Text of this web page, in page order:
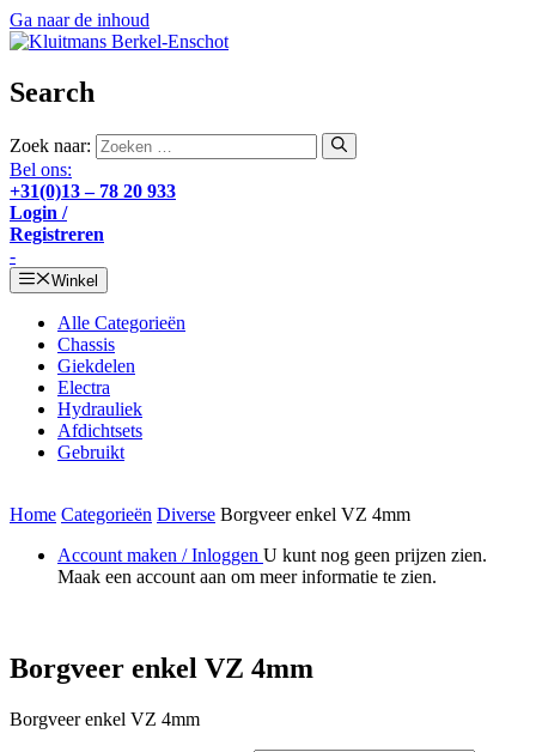
Ga naar de inhoud
Search
Zoek naar:
Bel ons:
+31(0)13 – 78 20 933
Login /
Registreren
-
Winkel
Alle Categorieën
Chassis
Giekdelen
Electra
Hydrauliek
Afdichtsets
Gebruikt
Home Categorieën Diverse Borgveer enkel VZ 4mm
Account maken / Inloggen U kunt nog geen prijzen zien.
Maak een account aan om meer informatie te zien.
Borgveer enkel VZ 4mm
Borgveer enkel VZ 4mm